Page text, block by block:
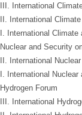
III. International
II. International
I. International
Nuclear and Security
II. International
I. International
Hydrogen Forum
III. International